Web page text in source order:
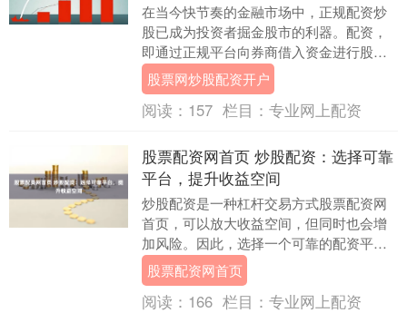
在当今快节奏的金融市场中，正规配资炒
股已成为投资者掘金股市的利器。配资，
即通过正规平台向券商借入资金进行股票
交易，可以放大投资者的资金规模，从而
提升收益潜力。 ....
股票网炒股配资开户
阅读： 157 栏目： 专业网上配资
股票配资网首页 炒股配资：选择可靠
平台，提升收益空间
炒股配资是一种杠杆交易方式股票配资网
首页，可以放大收益空间，但同时也会增
加风险。因此，选择一个可靠的配资平台
至关重要。 股票配资平台提供杠杆资金，
允许投资者以较....
股票配资网首页
阅读： 166 栏目： 专业网上配资